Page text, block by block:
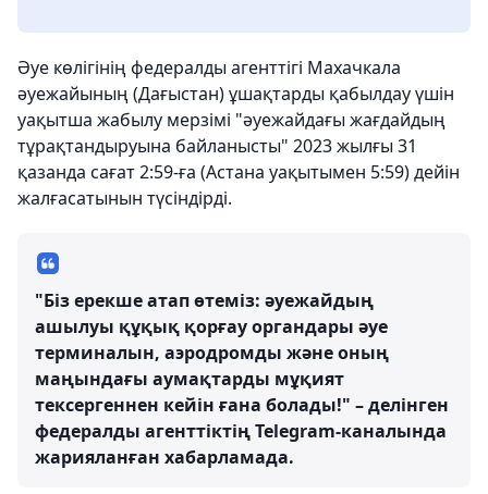
Әуе көлігінің федералды агенттігі Махачкала
әуежайының (Дағыстан) ұшақтарды қабылдау үшін
уақытша жабылу мерзімі "әуежайдағы жағдайдың
тұрақтандыруына байланысты" 2023 жылғы 31
қазанда сағат 2:59-ға (Астана уақытымен 5:59) дейін
жалғасатынын түсіндірді.
"Біз ерекше атап өтеміз: әуежайдың
ашылуы құқық қорғау органдары әуе
терминалын, аэродромды және оның
маңындағы аумақтарды мұқият
тексергеннен кейін ғана болады!" – делінген
федералды агенттіктің Telegram-каналында
жарияланған хабарламада.